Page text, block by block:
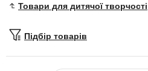
Товари для дитячої творчості
Підбір товарів